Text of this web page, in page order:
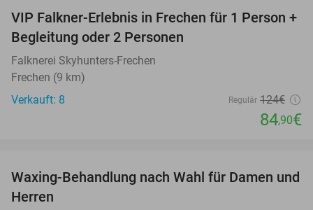
32%
VIP Falkner-Erlebnis in Frechen für 1 Person +
Begleitung oder 2 Personen
Falknerei Skyhunters-Frechen
Frechen (9 km)
Verkauft: 8
Regulär 124€
84,90€
38%
Waxing-Behandlung nach Wahl für Damen und
Herren